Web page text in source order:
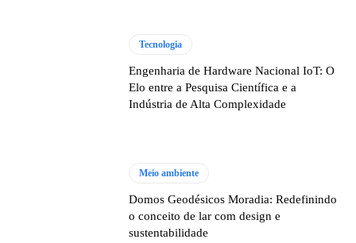
Tecnologia
Engenharia de Hardware Nacional IoT: O
Elo entre a Pesquisa Científica e a
Indústria de Alta Complexidade
Meio ambiente
Domos Geodésicos Moradia: Redefinindo
o conceito de lar com design e
sustentabilidade